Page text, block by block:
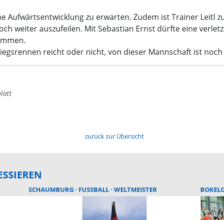
Aufwärtsentwicklung zu erwarten. Zudem ist Trainer Leitl
weiter auszufeilen. Mit Sebastian Ernst dürfte eine
reicht oder nicht, von dieser Mannschaft ist
zurück zur Übersicht
SCHAUMBURG FUSSBALL WELTMEISTER